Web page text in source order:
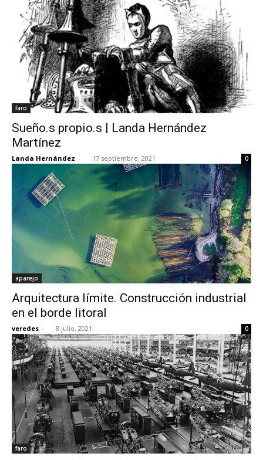
faro
Sueño.s propio.s | Landa Hernández
Martínez
Landa Hernández - 17 septiembre, 2021 0
aparejo
Arquitectura límite. Construcción industrial
en el borde litoral
veredes - 8 julio, 2021 0
faro